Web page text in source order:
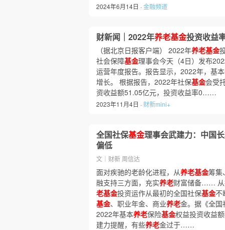
2024年6月14日 ·金融频道
财新闻｜2022年养老基金投资收益
（据北京日报客户端） 2022年养老基金
社会保障基金理事会今天（4日）发布
运营年度报告。报告显示，2022年，基本
增长。 根据报告，2022年社保基金会受
资收益额51.05亿元，投资收益率0……
2023年11月4日 · 财新mini+
全国社保基金理事会武建力：中国
偏低
文｜财新 周信达
面对疾驰的老龄化进程，从养老基金筹集、
融支持三方面，充实养老财富储备…… 从
老基金投资运作从最初的全国社保基金不
基金、职业年金、商业养老金。据《全国
2022年基本养老保险基金权益投资收益
建力提醒，有些养老金过于……